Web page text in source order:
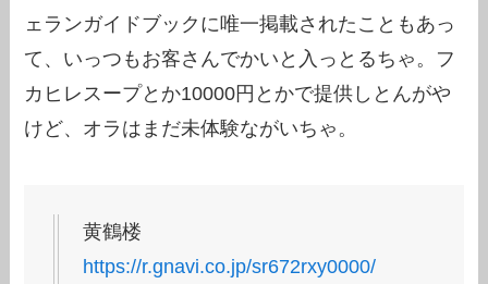
ェランガイドブックに唯一掲載されたこともあっ
て、いっつもお客さんでかいと入っとるちゃ。フ
カヒレスープとか10000円とかで提供しとんがや
けど、オラはまだ未体験ながいちゃ。
黄鶴楼
https://r.gnavi.co.jp/sr672rxy0000/